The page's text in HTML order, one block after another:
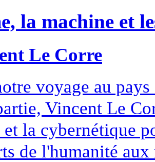
la machine et
Le Corre
voyage au
Vincent Le
la cybernétique
de l'humanité aux